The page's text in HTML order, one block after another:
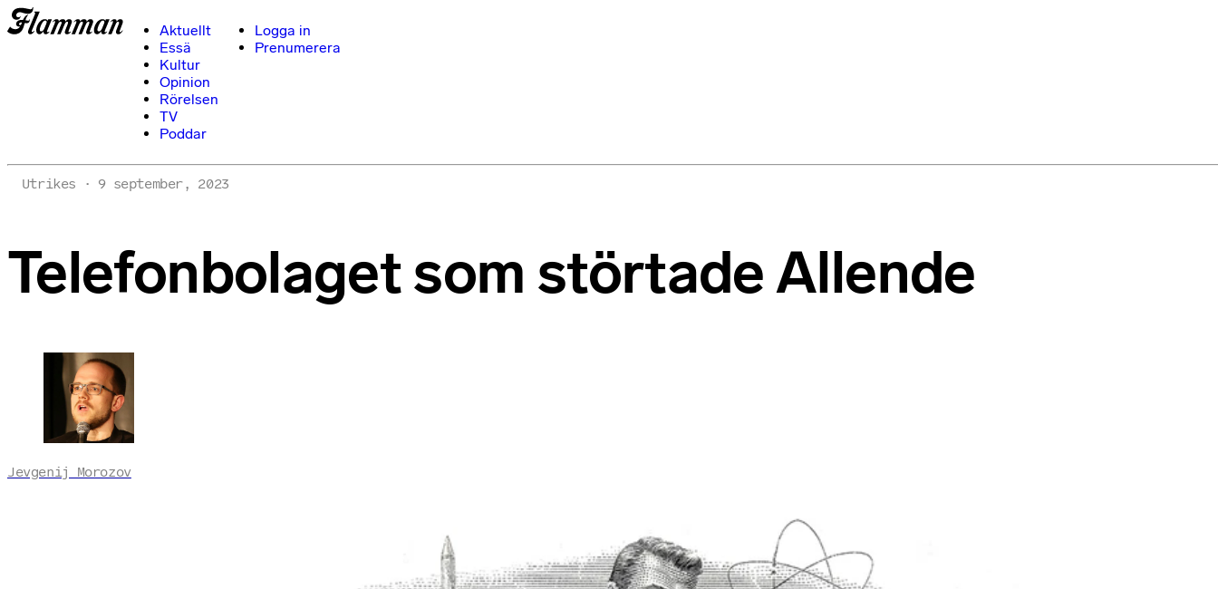
Aktuellt
Essä
Kultur
Opinion
Rörelsen
TV
Poddar
Logga in
Prenumerera
Utrikes 9 september, 2023
Telefonbolaget som störtade Allende
Jevgenij Morozov